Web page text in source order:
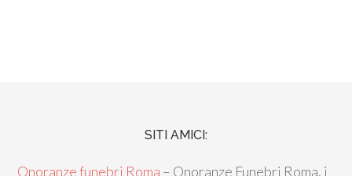
SITI AMICI:
Onoranze funebri Roma – Onoranze Funebri Roma, i